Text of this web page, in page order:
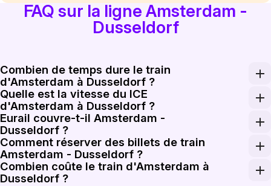
FAQ sur la ligne Amsterdam -
Dusseldorf
Combien de temps dure le train
d'Amsterdam à Dusseldorf ?
Le train direct ICE International le plus rapide
Quelle est la vitesse du ICE
d'Amsterdam à Dusseldorf ?
Les trains ICE International sur ce corridor peuvent
Eurail couvre-t-il Amsterdam -
Dusseldorf ?
Les pass Eurail et Interrail sont valables sur cette
Comment réserver des billets de train
Amsterdam - Dusseldorf ?
Réservez des billets de train Amsterdam - Dusseldorf
Combien coûte le train d'Amsterdam à
Dusseldorf ?